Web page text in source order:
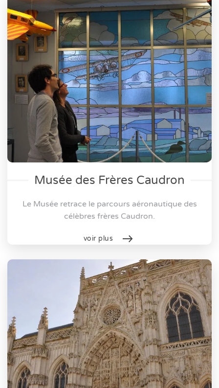
Musée des Frères Caudron
Le Musée retrace le parcours aéronautique des
célèbres frères Caudron.
voir plus